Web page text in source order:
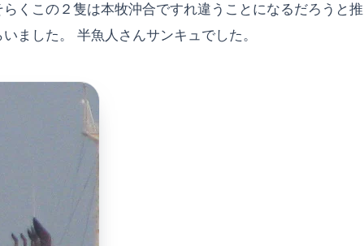
くこの２隻は本牧沖合ですれ違うことになるだろうと推
ました。 半魚人さんサンキュでした。